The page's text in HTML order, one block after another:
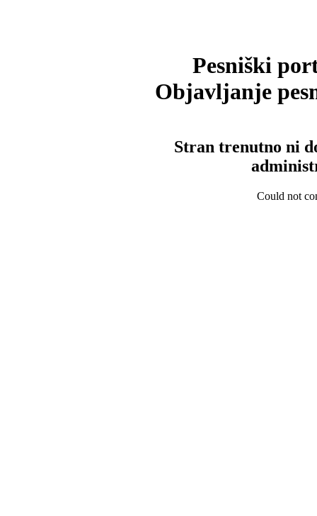
Pesniški
Objavljanje
Stran trenutno ni
Could not